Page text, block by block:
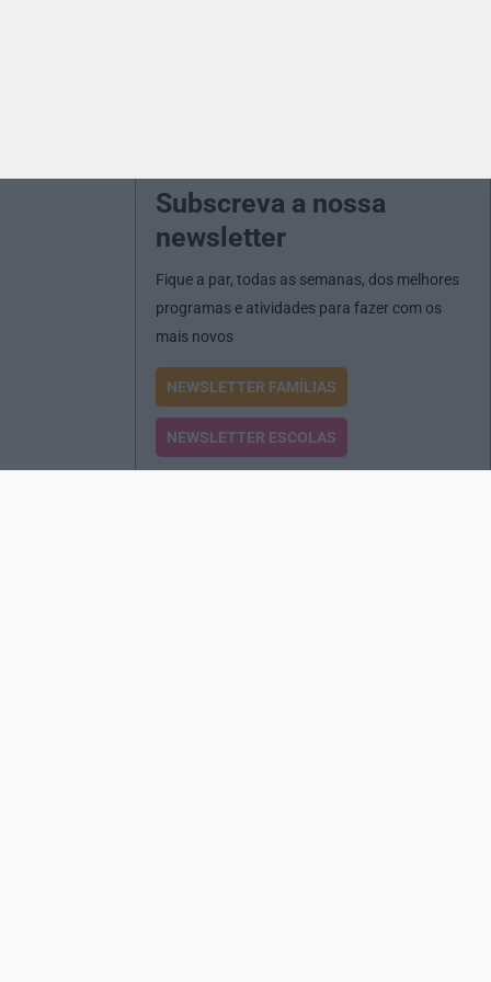
Subscreva a nossa
newsletter
Fique a par, todas as semanas, dos melhores
programas e atividades para fazer com os
mais novos
NEWSLETTER FAMÍLIAS
NEWSLETTER ESCOLAS